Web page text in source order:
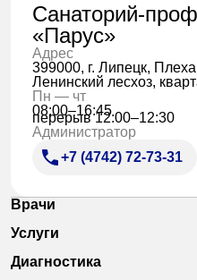
Санаторий-
«Парус»
Адрес
399000, г. Липецк,
Ленинский лесхоз,
Пн — чт
08:00–16:45
перерыв 12:00–12:30
Администратор
+7 (4742) 72-73-31
Врачи
Услуги
Диагностика